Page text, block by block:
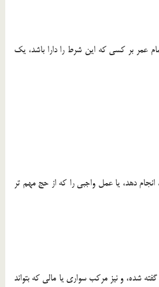
عمر بر كسی كه این شرط را دارا باشد، یك
دهد، یا عمل واجبی را كه از حج مهم تر
شده، و نیز مركب سواری یا مالی كه بتواند